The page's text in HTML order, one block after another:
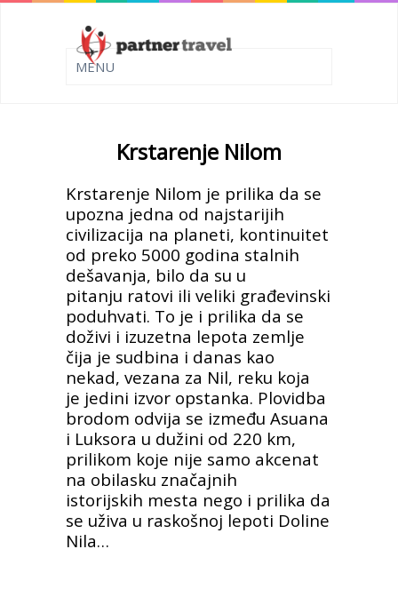
Krstarenje Nilom
Krstarenje Nilom je prilika da se
upozna jedna od najstarijih
civilizacija na planeti, kontinuitet
od preko 5000 godina stalnih
dešavanja, bilo da su u
pitanju ratovi ili veliki građevinski
poduhvati. To je i prilika da se
doživi i izuzetna lepota zemlje
čija je sudbina i danas kao
nekad, vezana za Nil, reku koja
je jedini izvor opstanka. Plovidba
brodom odvija se između Asuana
i Luksora u dužini od 220 km,
prilikom koje nije samo akcenat
na obilasku značajnih
istorijskih mesta nego i prilika da
se uživa u raskošnoj lepoti Doline
Nila…